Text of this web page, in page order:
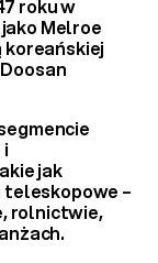
roku w
Melroe
i
jak
teleskopowe –
rolnictwie,